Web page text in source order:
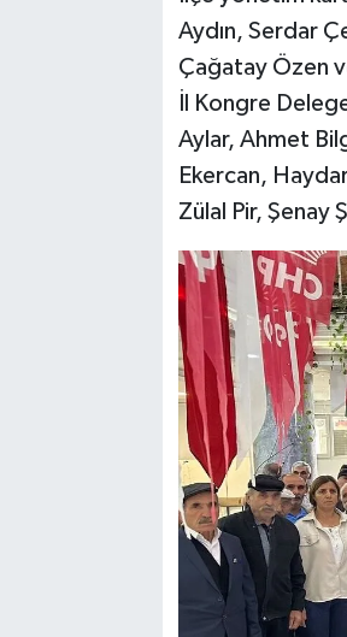
Aydın, Serdar
Çağatay Özen
İl Kongre
Aylar, Ahmet
Ekercan,
Zülal Pir, Şenay